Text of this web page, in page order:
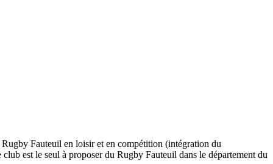
Fauteuil en loisir et en compétition (intégration du
est le seul à proposer du Rugby Fauteuil dans le département du